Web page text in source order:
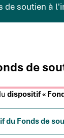
de soutien à
de
dispositif «
du Fonds de